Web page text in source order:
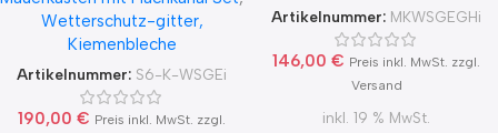
Wetterschutz-gitter,
Kiemenbleche
Artikelnummer: S6-K-WSGEi
190,00 € Preis inkl. MwSt. zzgl.
Artikelnummer: MKWSGEGHi
146,00 € Preis inkl. MwSt. zzgl.
Versand
inkl. 19 % MwSt.